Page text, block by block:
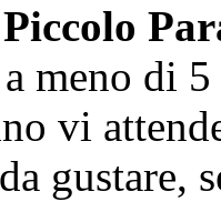
meno di
vi
gustare,